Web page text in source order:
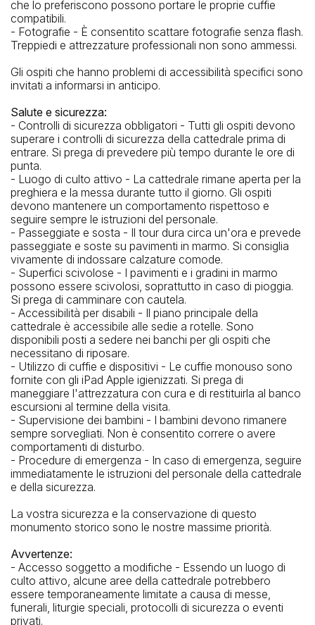
che lo preferiscono possono portare le proprie cuffie
compatibili.
- Fotografie - È consentito scattare fotografie senza flash.
Treppiedi e attrezzature professionali non sono ammessi.
Gli ospiti che hanno problemi di accessibilità specifici sono
invitati a informarsi in anticipo.
Salute e sicurezza:
- Controlli di sicurezza obbligatori - Tutti gli ospiti devono
superare i controlli di sicurezza della cattedrale prima di
entrare. Si prega di prevedere più tempo durante le ore di
punta.
- Luogo di culto attivo - La cattedrale rimane aperta per la
preghiera e la messa durante tutto il giorno. Gli ospiti
devono mantenere un comportamento rispettoso e
seguire sempre le istruzioni del personale.
- Passeggiate e sosta - Il tour dura circa un'ora e prevede
passeggiate e soste su pavimenti in marmo. Si consiglia
vivamente di indossare calzature comode.
- Superfici scivolose - I pavimenti e i gradini in marmo
possono essere scivolosi, soprattutto in caso di pioggia.
Si prega di camminare con cautela.
- Accessibilità per disabili - Il piano principale della
cattedrale è accessibile alle sedie a rotelle. Sono
disponibili posti a sedere nei banchi per gli ospiti che
necessitano di riposare.
- Utilizzo di cuffie e dispositivi - Le cuffie monouso sono
fornite con gli iPad Apple igienizzati. Si prega di
maneggiare l'attrezzatura con cura e di restituirla al banco
escursioni al termine della visita.
- Supervisione dei bambini - I bambini devono rimanere
sempre sorvegliati. Non è consentito correre o avere
comportamenti di disturbo.
- Procedure di emergenza - In caso di emergenza, seguire
immediatamente le istruzioni del personale della cattedrale
e della sicurezza.
La vostra sicurezza e la conservazione di questo
monumento storico sono le nostre massime priorità.
Avvertenze:
- Accesso soggetto a modifiche - Essendo un luogo di
culto attivo, alcune aree della cattedrale potrebbero
essere temporaneamente limitate a causa di messe,
funerali, liturgie speciali, protocolli di sicurezza o eventi
privati.